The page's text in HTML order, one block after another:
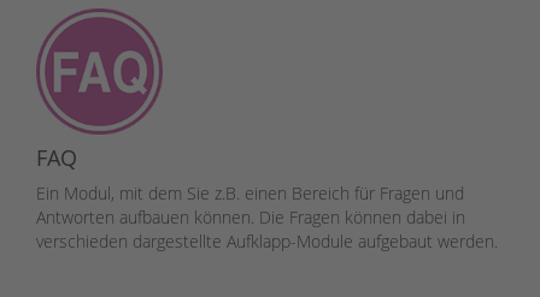
FAQ
Ein Modul, mit dem Sie z.B. einen Bereich für Fragen und
Antworten aufbauen können. Die Fragen können dabei in
verschieden dargestellte Aufklapp-Module aufgebaut werden.